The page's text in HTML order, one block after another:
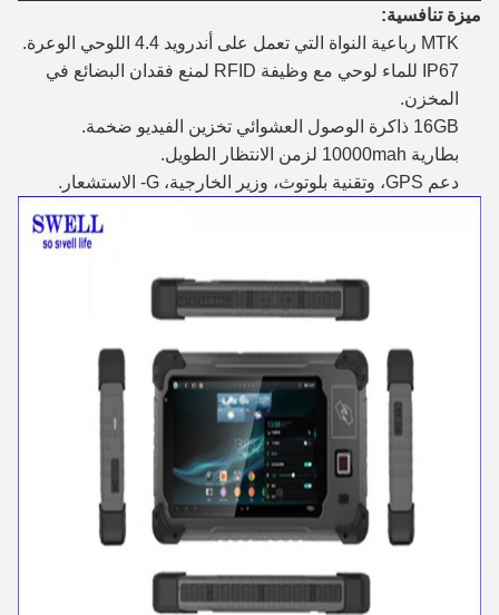
ميزة تنافسية:
MTK رباعية النواة التي تعمل على أندرويد 4.4 اللوحي الوعرة.
IP67 للماء لوحي مع وظيفة RFID لمنع فقدان البضائع في
المخزن.
16GB ذاكرة الوصول العشوائي تخزين الفيديو ضخمة.
بطارية 10000mah لزمن الانتظار الطويل.
دعم GPS، وتقنية بلوتوث، وزير الخارجية، G- الاستشعار.